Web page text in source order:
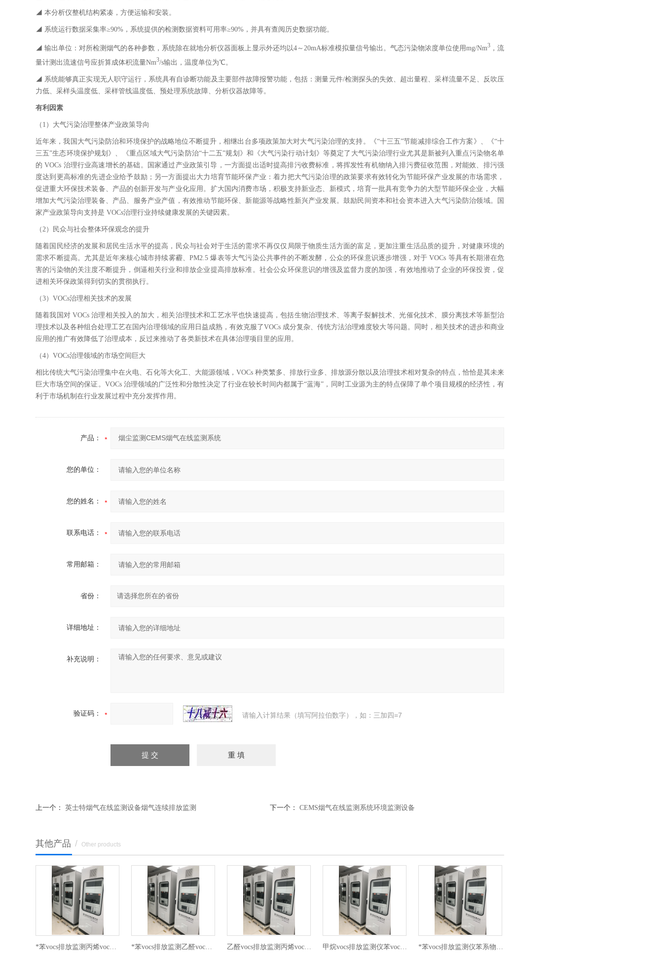
◢ 本分析仪整机结构紧凑，方便运输和安装。
◢ 系统运行数据采集率≥90%，系统提供的检测数据资料可用率≥90%，并具有查阅历史数据功能。
◢ 输出单位：对所检测烟气的各种参数，系统除在就地分析仪器面板上显示外还均以4～20mA标准模拟量信号输出。气态污染物浓度单位使用mg/Nm3，流
量计测出流速信号应折算成体积流量Nm3/s输出，温度单位为℃。
◢ 系统能够真正实现无人职守运行，系统具有自诊断功能及主要部件故障报警功能，包括：测量元件/检测探头的失效、超出量程、采样流量不足、反吹压
力低、采样头温度低、采样管线温度低、预处理系统故障、分析仪器故障等。
有利因素
（1）大气污染治理整体产业政策导向
近年来，我国大气污染防治和环境保护的战略地位不断提升，相继出台多项政策加大对大气污染治理的支持。《“十三五”节能减排综合工作方案》、《“十
三五”生态环境保护规划》、《重点区域大气污染防治“十二五”规划》和《大气污染行动计划》等奠定了大气污染治理行业尤其是新被列入重点污染物名单
的 VOCs 治理行业高速增长的基础。国家通过产业政策引导，一方面提出适时提高排污收费标准，将挥发性有机物纳入排污费征收范围，对能效、排污强
度达到更高标准的先进企业给予鼓励；另一方面提出大力培育节能环保产业：着力把大气污染治理的政策要求有效转化为节能环保产业发展的市场需求，
促进重大环保技术装备、产品的创新开发与产业化应用。扩大国内消费市场，积极支持新业态、新模式，培育一批具有竞争力的大型节能环保企业，大幅
增加大气污染治理装备、产品、服务产业产值，有效推动节能环保、新能源等战略性新兴产业发展。鼓励民间资本和社会资本进入大气污染防治领域。国
家产业政策导向支持是 VOCs治理行业持续健康发展的关键因素。
（2）民众与社会整体环保观念的提升
随着国民经济的发展和居民生活水平的提高，民众与社会对于生活的需求不再仅仅局限于物质生活方面的富足，更加注重生活品质的提升，对健康环境的
需求不断提高。尤其是近年来核心城市持续雾霾、PM2.5 爆表等大气污染公共事件的不断发酵，公众的环保意识逐步增强，对于 VOCs 等具有长期潜在危
害的污染物的关注度不断提升，倒逼相关行业和排放企业提高排放标准。社会公众环保意识的增强及监督力度的加强，有效地推动了企业的环保投资，促
进相关环保政策得到切实的贯彻执行。
（3）VOCs治理相关技术的发展
随着我国对 VOCs 治理相关投入的加大，相关治理技术和工艺水平也快速提高，包括生物治理技术、等离子裂解技术、光催化技术、膜分离技术等新型治
理技术以及各种组合处理工艺在国内治理领域的应用日益成熟，有效克服了VOCs 成分复杂、传统方法治理难度较大等问题。同时，相关技术的进步和商业
应用的推广有效降低了治理成本，反过来推动了各类新技术在具体治理项目里的应用。
（4）VOCs治理领域的市场空间巨大
相比传统大气污染治理集中在火电、石化等大化工、大能源领域，VOCs 种类繁多、排放行业多、排放源分散以及治理技术相对复杂的特点，恰恰是其未来
巨大市场空间的保证。VOCs 治理领域的广泛性和分散性决定了行业在较长时间内都属于“蓝海”，同时工业源为主的特点保障了单个项目规模的经济性，有
利于市场机制在行业发展过程中充分发挥作用。
产品：
您的单位：
您的姓名：
联系电话：
常用邮箱：
省份：
详细地址：
补充说明：
验证码： 请输入计算结果（填写阿拉伯数字），如：三加四=7
上一个： 英士特烟气在线监测设备烟气连续排放监测 下一个： CEMS烟气在线监测系统环境监测设备
其他产品 / Other products
*苯vocs排放监测丙烯voc在线监测仪 *苯vocs排放监测乙醛voc在线监测仪 乙醛vocs排放监测丙烯voc在线监测仪 甲烷vocs排放监测仪苯voc在线监测设备 *苯vocs排放监测仪苯系物voc在线监测